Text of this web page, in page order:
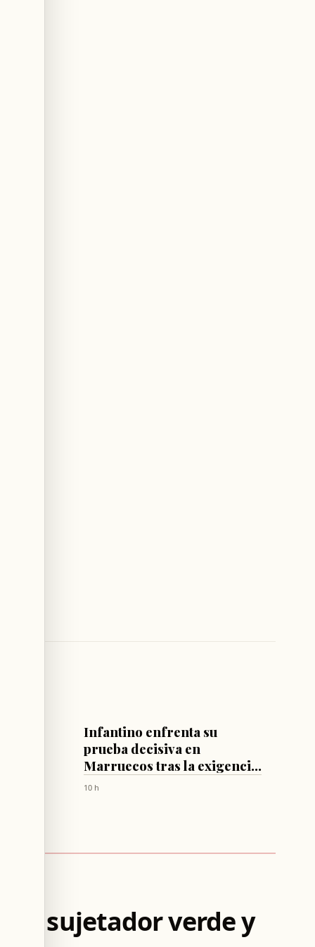
Infantino enfrenta su
prueba decisiva en
Marruecos tras la exigencia
de renuncia de Luís Figo
10 h
sujetador verde y